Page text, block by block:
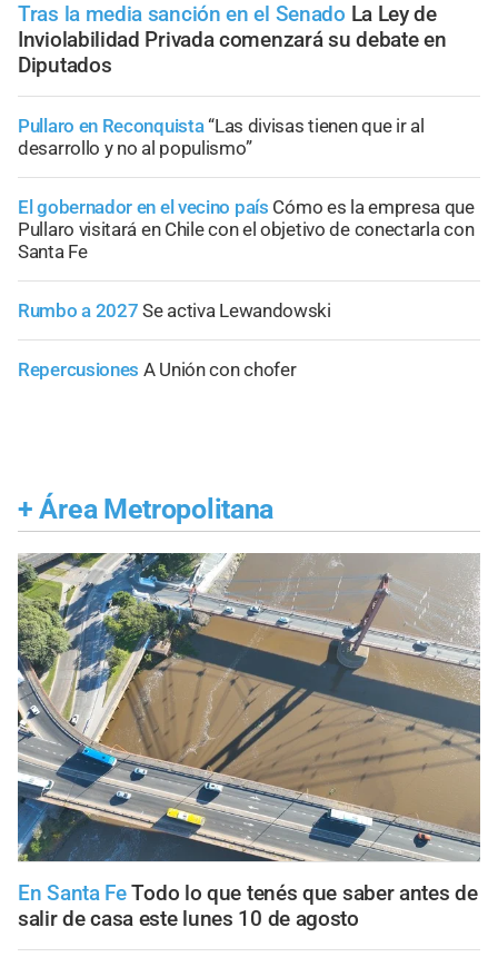
Tras la media sanción en el Senado La Ley de
Inviolabilidad Privada comenzará su debate en
Diputados
Pullaro en Reconquista“Las divisas tienen que ir al
desarrollo y no al populismo”
El gobernador en el vecino país Cómo es la empresa que
Pullaro visitará en Chile con el objetivo de conectarla con
Santa Fe
Rumbo a 2027 Se activa Lewandowski
Repercusiones A Unión con chofer
+ Área Metropolitana
En Santa FeTodo lo que tenés que saber antes de
salir de casa este lunes 10 de agosto